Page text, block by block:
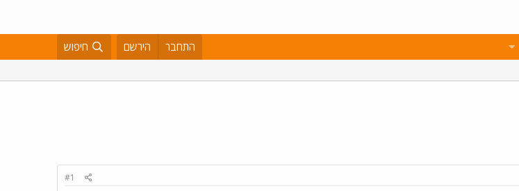
התחבר הירשם חיפוש
#1